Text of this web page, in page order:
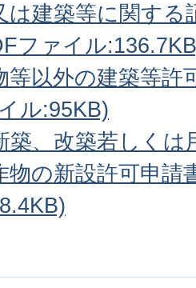
は建築等に関する
ファイル
等以外の建築等許
ル:95KB)
築、改築若しくは
物の新設許可申請